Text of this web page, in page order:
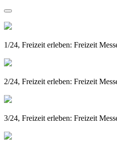
1/24, Freizeit erleben: Freizeit
2/24, Freizeit erleben: Freizeit
3/24, Freizeit erleben: Freizeit